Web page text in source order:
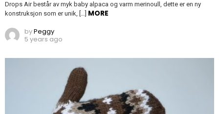
Drops Air består av myk baby alpaca og varm merinoull, dette er en ny
konstruksjon som er unik, […] MORE
byPeggy
5 years ago